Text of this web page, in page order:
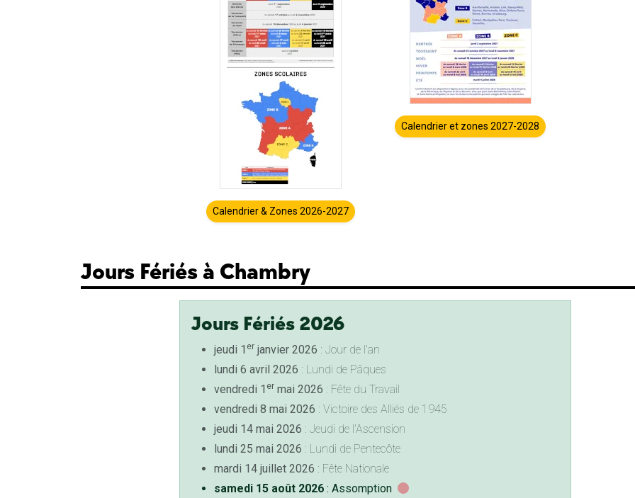
Calendrier & Zones 2026-2027
Calendrier et zones 2027-2028
Jours Fériés à Chambry
Jours Fériés 2026
jeudi 1 erjanvier 2026 : Jour de l'an
lundi 6 avril 2026 : Lundi de Pâques
vendredi 1 ermai 2026 : Fête du Travail
vendredi 8 mai 2026 : Victoire des Alliés de 1945
jeudi 14 mai 2026 : Jeudi de l'Ascension
lundi 25 mai 2026 : Lundi de Pentecôte
mardi 14 juillet 2026 : Fête Nationale
samedi 15 août 2026: Assomption